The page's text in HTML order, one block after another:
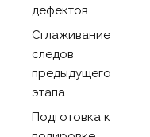
дефектов
Сглаживание
следов
предыдущего
этапа
Подготовка к